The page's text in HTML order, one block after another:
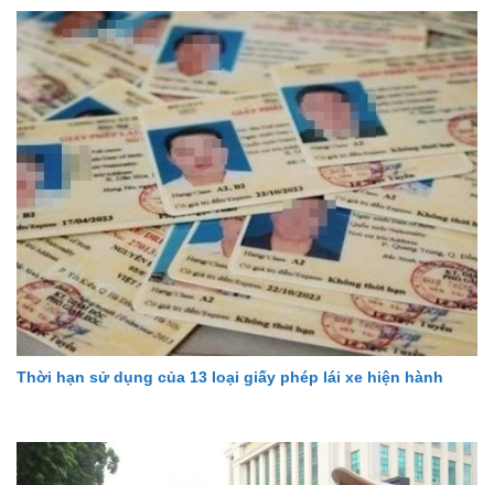
Thời hạn sử dụng của 13 loại giấy phép lái xe hiện hành